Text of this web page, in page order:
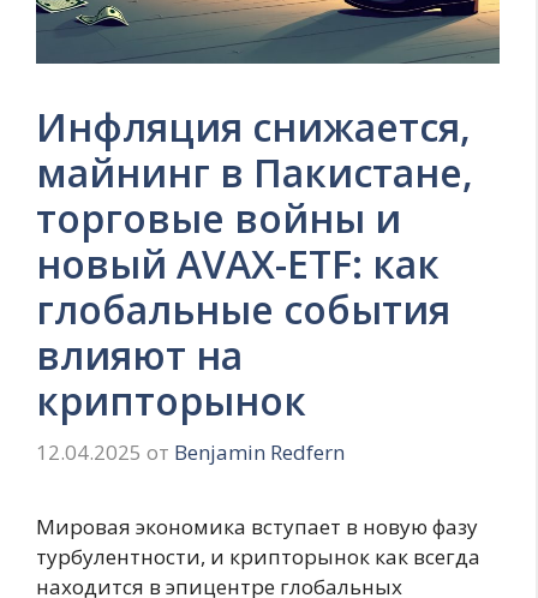
Инфляция снижается,
майнинг в Пакистане,
торговые войны и
новый AVAX-ETF: как
глобальные события
влияют на
крипторынок
12.04.2025 от Benjamin Redfern
Мировая экономика вступает в новую фазу
турбулентности, и крипторынок как всегда
находится в эпицентре глобальных